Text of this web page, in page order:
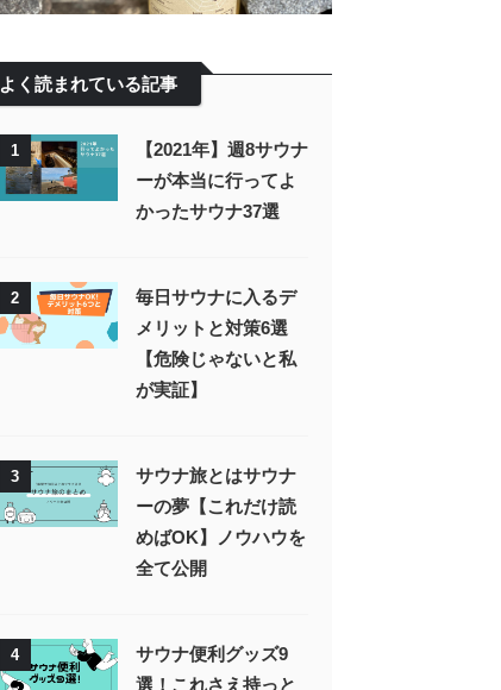
よく読まれている記事
1
【2021年】週8サウナ
ーが本当に行ってよ
かったサウナ37選
2
毎日サウナに入るデ
メリットと対策6選
【危険じゃないと私
が実証】
3
サウナ旅とはサウナ
ーの夢【これだけ読
めばOK】ノウハウを
全て公開
4
サウナ便利グッズ9
選！これさえ持っと